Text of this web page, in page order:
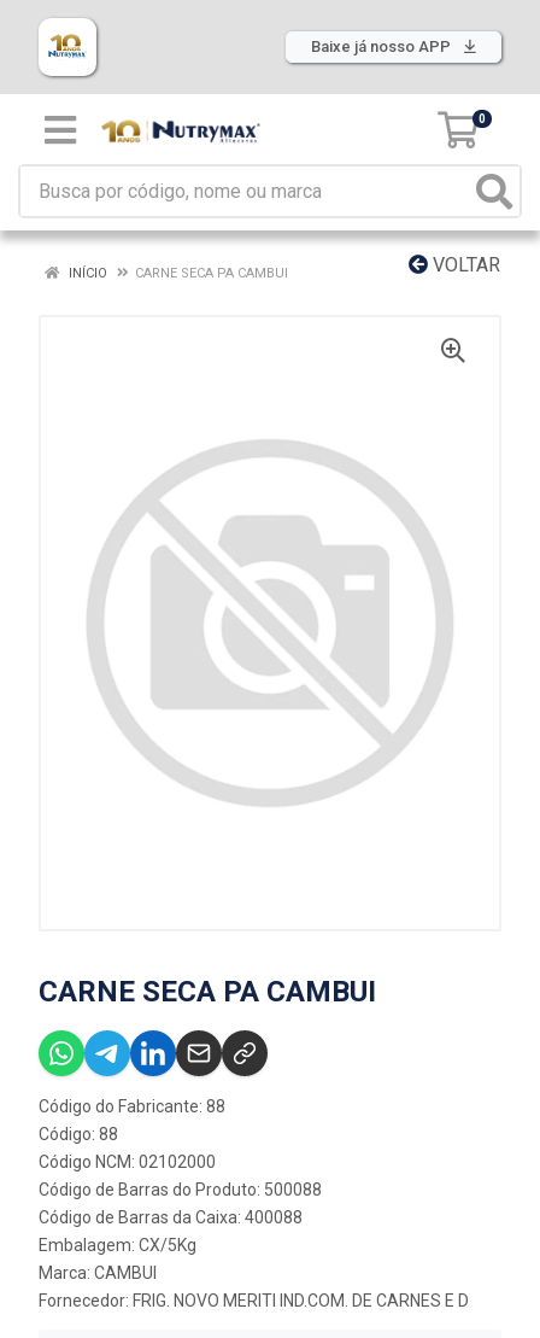
Baixe já nosso APP
0
VOLTAR
INÍCIO CARNE SECA PA CAMBUI
CARNE SECA PA CAMBUI
Código do Fabricante: 88
Código: 88
Código NCM: 02102000
Código de Barras do Produto: 500088
Código de Barras da Caixa: 400088
Embalagem: CX/5Kg
Marca: CAMBUI
Fornecedor: FRIG. NOVO MERITI IND.COM. DE CARNES E D